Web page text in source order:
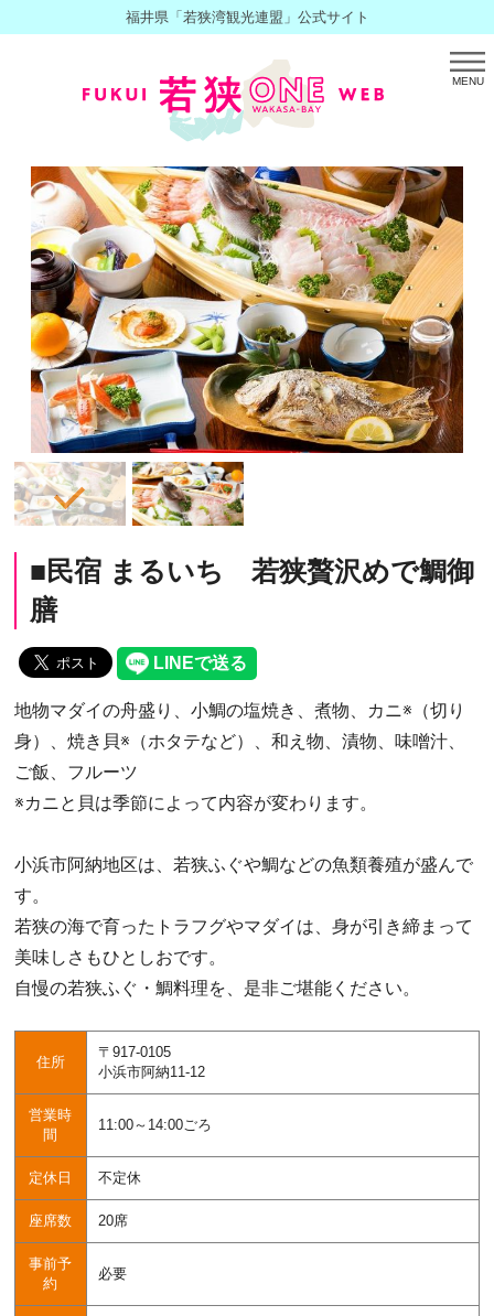
福井県「若狭湾観光連盟」公式サイト
MENU
■民宿 まるいち 若狭贅沢めで鯛御
膳
地物マダイの舟盛り、小鯛の塩焼き、煮物、カニ※（切り
身）、焼き貝※（ホタテなど）、和え物、漬物、味噌汁、
ご飯、フルーツ
※カニと貝は季節によって内容が変わります。
小浜市阿納地区は、若狭ふぐや鯛などの魚類養殖が盛んで
す。
若狭の海で育ったトラフグやマダイは、身が引き締まって
美味しさもひとしおです。
自慢の若狭ふぐ・鯛料理を、是非ご堪能ください。
住所
〒917-0105
小浜市阿納11-12
営業時
間
11:00～14:00ごろ
定休日 不定休
座席数 20席
事前予
約
必要